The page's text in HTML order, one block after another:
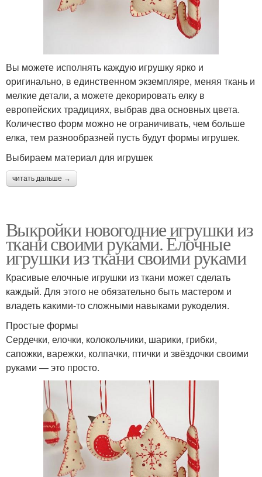
Вы можете исполнять каждую игрушку ярко и
оригинально, в единственном экземпляре, меняя ткань и
мелкие детали, а можете декорировать елку в
европейских традициях, выбрав два основных цвета.
Количество форм можно не ограничивать, чем больше
елка, тем разнообразней пусть будут формы игрушек.
Выбираем материал для игрушек
читать дальше →
Выкройки новогодние игрушки из
ткани своими руками. Елочные
игрушки из ткани своими руками
Красивые елочные игрушки из ткани может сделать
каждый. Для этого не обязательно быть мастером и
владеть какими-то сложными навыками рукоделия.
Простые формы
Сердечки, елочки, колокольчики, шарики, грибки,
сапожки, варежки, колпачки, птички и звёздочки своими
руками — это просто.